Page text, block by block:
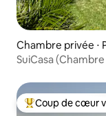
Chambre privée ⋅
SuiCasa (Chambre
Coups de cœur
Coup de cœur